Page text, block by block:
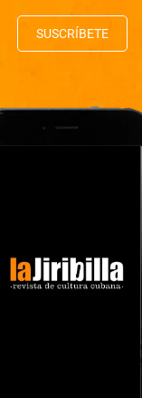
SUSCRÍBETE